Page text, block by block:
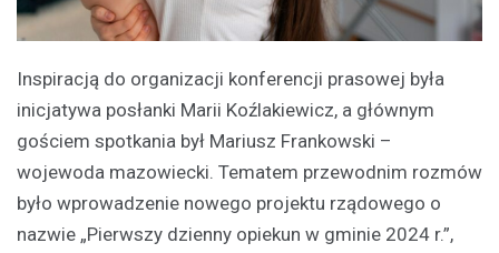
Inspiracją do organizacji konferencji prasowej była
inicjatywa posłanki Marii Koźlakiewicz, a głównym
gościem spotkania był Mariusz Frankowski –
wojewoda mazowiecki. Tematem przewodnim rozmów
było wprowadzenie nowego projektu rządowego o
nazwie „Pierwszy dzienny opiekun w gminie 2024 r.”,